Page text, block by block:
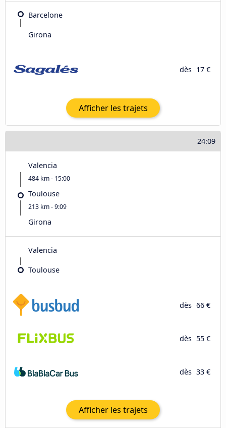
Barcelone
Girona
dès 17 €
Afficher les trajets
24:09
Valencia
484 km - 15:00
Toulouse
213 km - 9:09
Girona
Valencia
Toulouse
dès 66 €
dès 55 €
dès 33 €
Afficher les trajets